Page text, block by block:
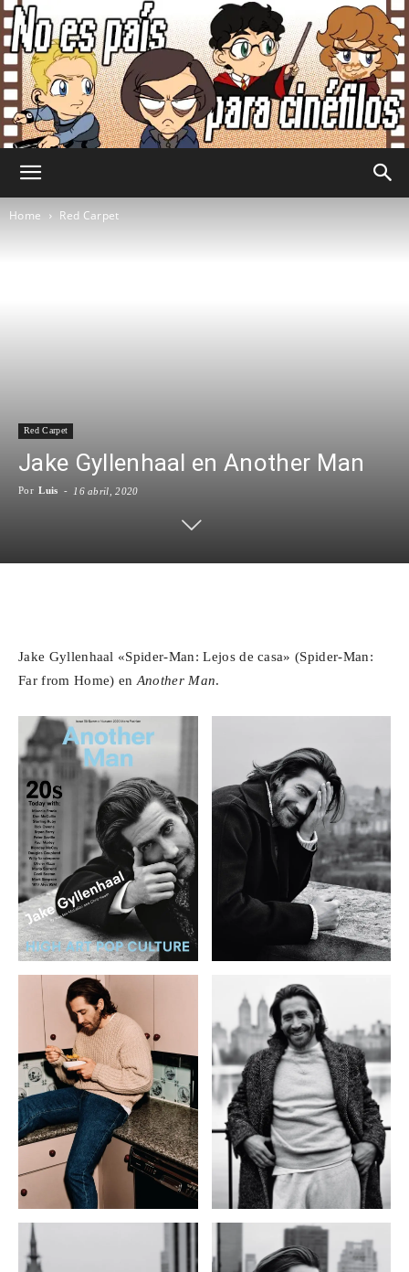
Home Red Carpet
Red Carpet
Jake Gyllenhaal en Another Man
Por Luis - 16 abril, 2020
Jake Gyllenhaal «Spider-Man: Lejos de casa» (Spider-Man:
Far from Home) en Another Man.